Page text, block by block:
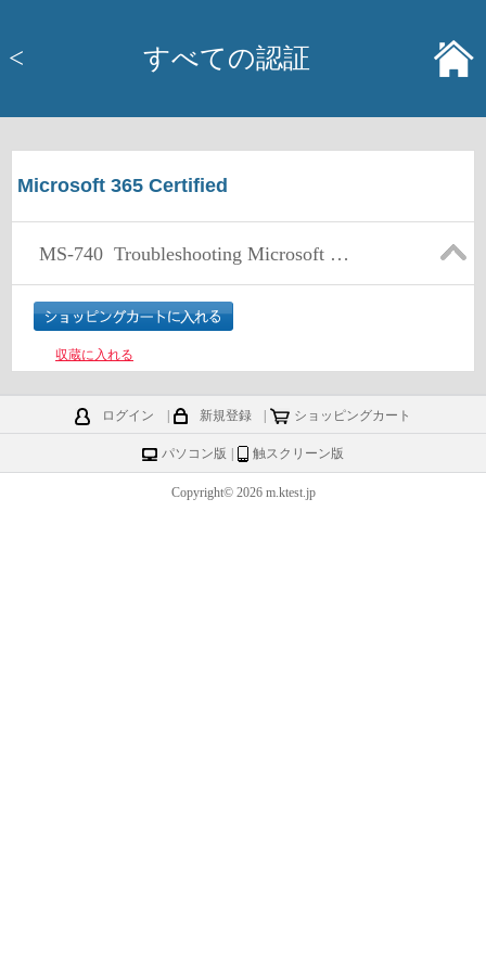
< すべての認証
Microsoft 365 Certified
MS-740 Troubleshooting Microsoft Teams
収蔵に入れる
ログイン 新規登録 ショッピングカート
パソコン版 触スクリーン版
Copyright© 2026 m.ktest.jp